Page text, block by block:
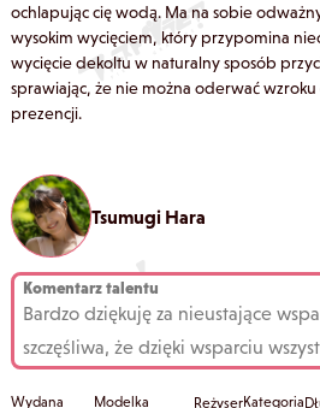
ochlapując cię wodą. Ma na sobie
wysokim wycięciem, który przypomina
wycięcie dekoltu w naturalny sposób
sprawiając, że nie można oderwać
prezencji.
Tsumugi Hara
Komentarz talentu
Bardzo dziękuję za nieustające
szczęśliwa, że dzięki wsparciu
Wydana Modelka ReżyserKategoria